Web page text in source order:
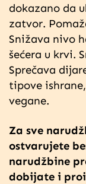
dokazano da
zatvor.
Snižava nivo
šećera u krvi.
Sprečava
tipove
vegane.
Za sve
ostvarujete
narudžbine
dobijate i